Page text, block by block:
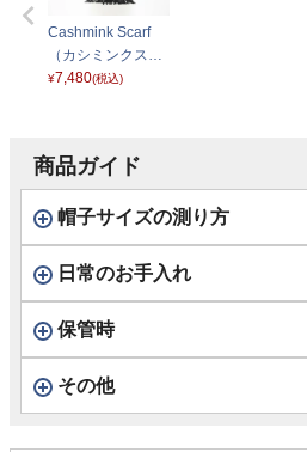
Cashmink Scarf
（カシミンクスカ
ーフ） 630300 ブ
¥7,480(税込)
商品ガイド
帽子サイズの測り方
日常のお手入れ
保管時
その他